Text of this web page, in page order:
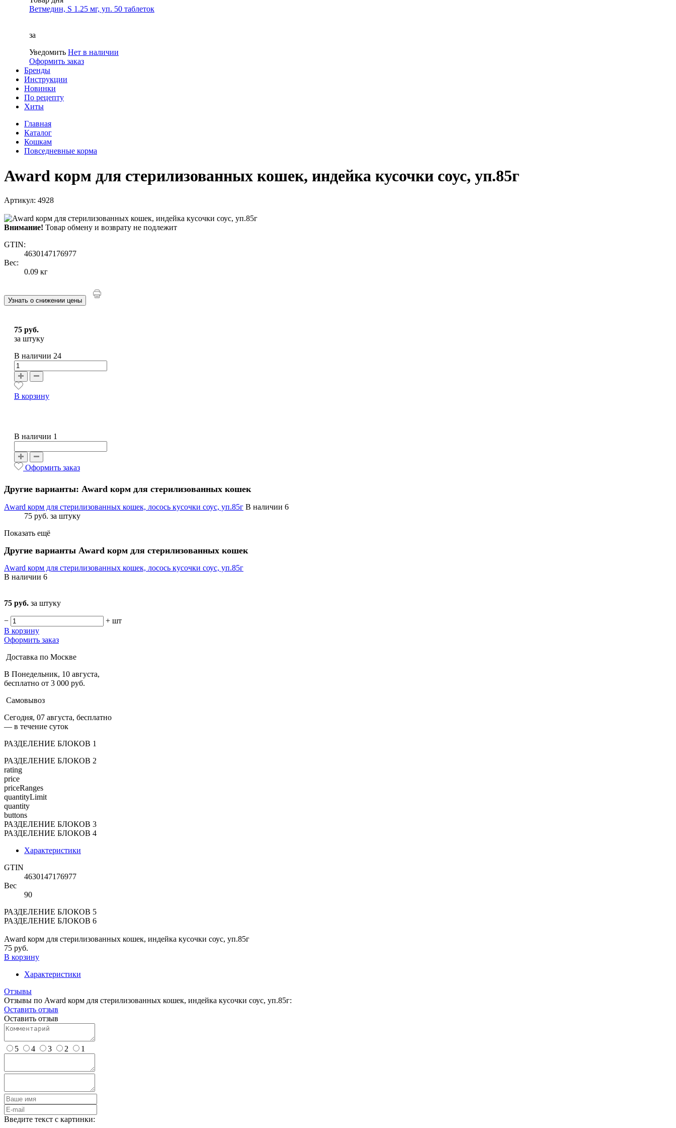
Ветмедин, S 1.25 мг, уп. 50 таблеток
за
Уведомить Нет в наличии
Оформить заказ
Бренды
Инструкции
Новинки
По рецепту
Хиты
Главная
Каталог
Кошкам
Повседневные корма
Award корм для стерилизованных кошек, индейка кусочки соус, уп.85г
Артикул: 4928
Внимание! Товар обмену и возврату не подлежит
GTIN:
4630147176977
Вес:
0.09 кг
Узнать о снижении цены
75 руб.
за штуку
В наличии 24
В корзину
В наличии 1
Оформить заказ
Другие варианты: Award корм для стерилизованных кошек
Award корм для стерилизованных кошек, лосось кусочки соус, уп.85г В наличии 6
75 руб. за штуку
Показать ещё
Другие варианты Award корм для стерилизованных кошек
Award корм для стерилизованных кошек, лосось кусочки соус, уп.85г
В наличии 6
75 руб. за штуку
− + шт
В корзину
Оформить заказ
Доставка по Москве
В Понедельник, 10 августа,
бесплатно от 3 000 руб.
Самовывоз
Сегодня, 07 августа, бесплатно
— в течение суток
РАЗДЕЛЕНИЕ БЛОКОВ 1
РАЗДЕЛЕНИЕ БЛОКОВ 2
rating
price
priceRanges
quantityLimit
quantity
buttons
РАЗДЕЛЕНИЕ БЛОКОВ 3
РАЗДЕЛЕНИЕ БЛОКОВ 4
Характеристики
GTIN
4630147176977
Вес
90
РАЗДЕЛЕНИЕ БЛОКОВ 5
РАЗДЕЛЕНИЕ БЛОКОВ 6
Award корм для стерилизованных кошек, индейка кусочки соус, уп.85г
75 руб.
В корзину
Характеристики
Отзывы
Отзывы по Award корм для стерилизованных кошек, индейка кусочки соус, уп.85г:
Оставить отзыв
Оставить отзыв
5 4 3 2 1
Введите текст с картинки: